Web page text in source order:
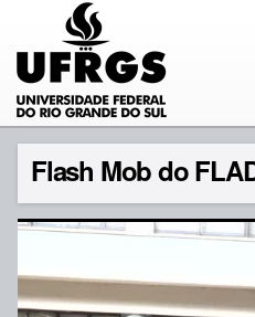
Flash Mob do